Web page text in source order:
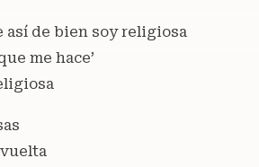
así de bien soy religiosa
me hace’
vuelta